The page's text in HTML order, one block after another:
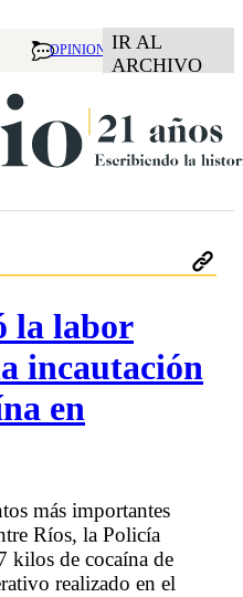
OPINION IR AL
ARCHIVO
la labor
incautación
en
más importantes
Ríos, la Policía
kilos de cocaína de
realizado en el